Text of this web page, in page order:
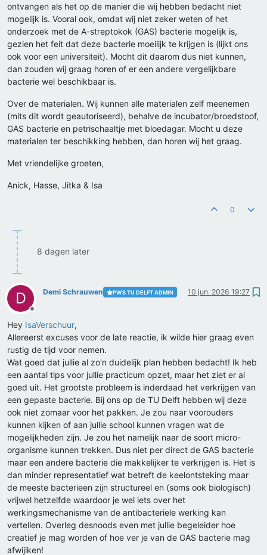
ontvangen als het op de manier die wij hebben bedacht niet
mogelijk is. Vooral ook, omdat wij niet zeker weten of het
onderzoek met de A-streptokok (GAS) bacterie mogelijk is,
gezien het feit dat deze bacterie moeilijk te krijgen is (lijkt ons
ook voor een universiteit). Mocht dit daarom dus niet kunnen,
dan zouden wij graag horen of er een andere vergelijkbare
bacterie wel beschikbaar is.
Over de materialen. Wij kunnen alle materialen zelf meenemen
(mits dit wordt geautoriseerd), behalve de incubator/broedstoof,
GAS bacterie en petrischaaltje met bloedagar. Mocht u deze
materialen ter beschikking hebben, dan horen wij het graag.
Met vriendelijke groeten,
Anick, Hasse, Jitka & Isa
0
8 dagen later
D
Offline
Demi Schrauwen PWS TU DELFT ADMIN 10 jun. 2026 19:27
Hey IsaVerschuur,
Allereerst excuses voor de late reactie, ik wilde hier graag even
rustig de tijd voor nemen.
Wat goed dat jullie al zo'n duidelijk plan hebben bedacht! Ik heb
een aantal tips voor jullie practicum opzet, maar het ziet er al
goed uit. Het grootste probleem is inderdaad het verkrijgen van
een gepaste bacterie. Bij ons op de TU Delft hebben wij deze
ook niet zomaar voor het pakken. Je zou naar voorouders
kunnen kijken of aan jullie school kunnen vragen wat de
mogelijkheden zijn. Je zou het namelijk naar de soort micro-
organisme kunnen trekken. Dus niet per direct de GAS bacterie
maar een andere bacterie die makkelijker te verkrijgen is. Het is
dan minder representatief wat betreft de keelontsteking maar
de meeste bacterieen zijn structureel en (soms ook biologisch)
vrijwel hetzelfde waardoor je wel iets over het
werkingsmechanisme van de antibacteriele werking kan
vertellen. Overleg desnoods even met jullie begeleider hoe
creatief je mag worden of hoe ver je van de GAS bacterie mag
afwijiken!